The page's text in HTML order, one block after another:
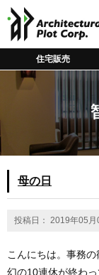
住宅販売
母の日
投稿日： 2019年05月
こんにちは。事務の
幻の10連休が終わっ